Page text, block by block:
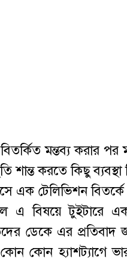
মন্তব্য করার পর
করতে কিছু ব্যবস্থা
এক টেলিভিশন
এ বিষয়ে টুইটারে
ডেকে এর প্রতিবাদ
কোন হ্যাশট্যাগে